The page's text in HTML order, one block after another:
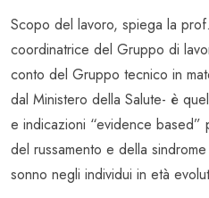
Scopo del lavoro, spiega la
coordinatrice del Gruppo di
conto del Gruppo tecnico in
dal Ministero della Salute- è
e indicazioni “evidence
del russamento e della
sonno negli individui in età